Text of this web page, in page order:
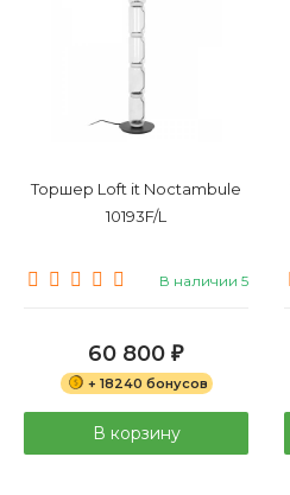
Торшер Loft it Noctambule
10193F/L
В наличии 5
60 800 ₽
+ 18240 бонусов
В корзину